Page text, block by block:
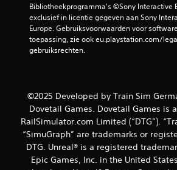
Bibliotheekprogramma's ©Sony Interactive
exclusief in licentie gegeven aan Sony
Europe. Gebruiksvoorwaarden voor
toepassing, zie ook eu.playstation.com/
gebruiksrechten.
©2025 Developed by Train Sim
Dovetail Games. Dovetail Games is
RailSimulator.com Limited (“DTG”).
“SimuGraph” are trademarks or
DTG. Unreal® is a registered
Epic Games, Inc. in the United